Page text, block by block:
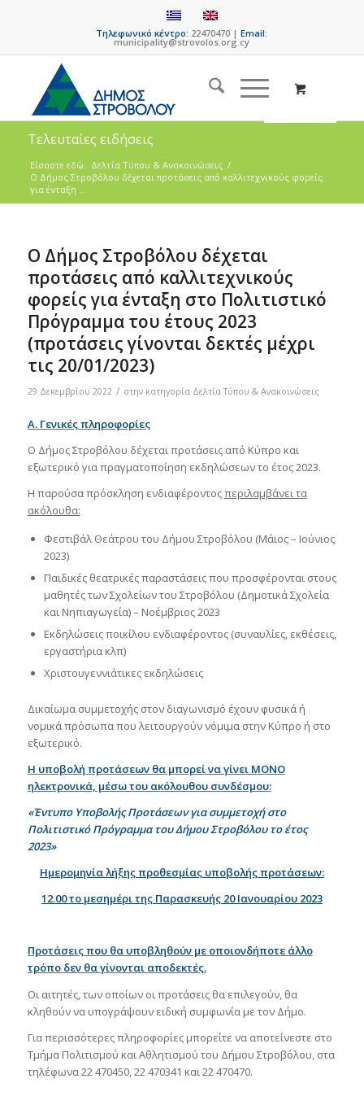
Τηλεφωνικό κέντρο: 22470470 |Email:
municipality@strovolos.org.cy
Τελευταίες ειδήσεις
Είσαστε εδώ: Δελτία Τύπου & Ανακοινώσεις /
Ο Δήμος Στροβόλου δέχεται προτάσεις από καλλιτεχνικούς φορείς
για ένταξη ...
Ο Δήμος Στροβόλου δέχεται
προτάσεις από καλλιτεχνικούς
φορείς για ένταξη στο Πολιτιστικό
Πρόγραμμα του έτους 2023
(προτάσεις γίνονται δεκτές μέχρι
τις 20/01/2023)
29 Δεκεμβρίου 2022 / στην κατηγορία Δελτία Τύπου & Ανακοινώσεις
Α. Γενικές πληροφορίες
Ο Δήμος Στροβόλου δέχεται προτάσεις από Κύπρο και
εξωτερικό για πραγματοποίηση εκδηλώσεων το έτος 2023.
Η παρούσα πρόσκληση ενδιαφέροντοςπεριλαμβάνει τα
ακόλουθα:
Φεστιβάλ Θεάτρου του Δήμου Στροβόλου (Μάιος – Ιούνιος
2023)
Παιδικές θεατρικές παραστάσεις που προσφέρονται στους
μαθητές των Σχολείων του Στροβόλου (Δημοτικά Σχολεία
και Νηπιαγωγεία) – Νοέμβριος 2023
Εκδηλώσεις ποικίλου ενδιαφέροντος (συναυλίες, εκθέσεις,
εργαστήρια κλπ)
Χριστουγεννιάτικες εκδηλώσεις
Δικαίωμα συμμετοχής στον διαγωνισμό έχουν φυσικά ή
νομικά πρόσωπα που λειτουργούν νόμιμα στην Κύπρο ή στο
εξωτερικό.
Η υποβολή προτάσεων θα μπορεί να γίνει ΜΟΝΟ
ηλεκτρονικά, μέσω του ακόλουθου συνδέσμου:
«Έντυπο Υποβολής Προτάσεων για συμμετοχή στο
Πολιτιστικό Πρόγραμμα του Δήμου Στροβόλου το έτος
2023»
Ημερομηνία λήξης προθεσμίας υποβολής προτάσεων:
12.00 το μεσημέρι της Παρασκευής 20 Ιανουαρίου 2023
Προτάσεις που θα υποβληθούν με οποιονδήποτε άλλο
τρόπο δεν θα γίνονται αποδεκτές.
Οι αιτητές, των οποίων οι προτάσεις θα επιλεγούν, θα
κληθούν να υπογράψουν ειδική συμφωνία με τον Δήμο.
Για περισσότερες πληροφορίες μπορείτε να αποτείνεστε στο
Τμήμα Πολιτισμού και Αθλητισμού του Δήμου Στροβόλου, στα
τηλέφωνα 22 470450, 22 470341 και 22 470470.